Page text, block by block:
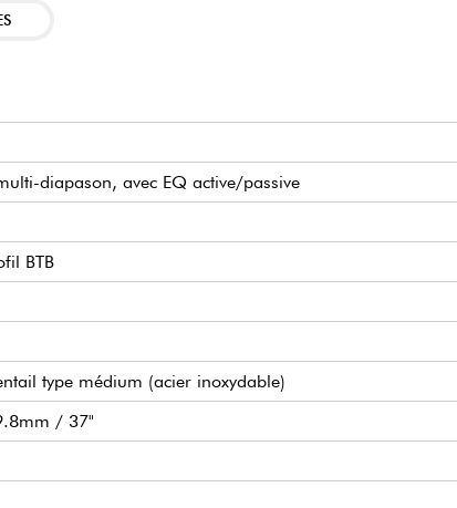
diapason, avec EQ active/passive
BTB
type médium (acier inoxydable)
/ 37"
.080/.100MS/.130MS